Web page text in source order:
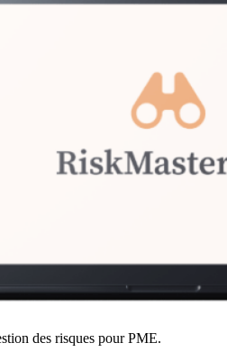
des risques pour PME.